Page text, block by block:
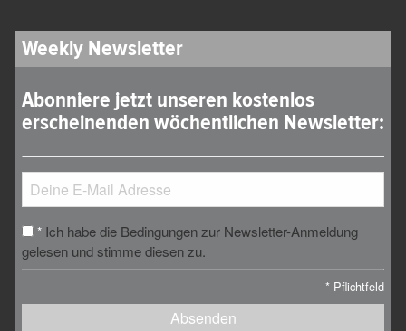
Weekly Newsletter
Abonniere jetzt unseren kostenlos
erscheinenden wöchentlichen Newsletter:
* Ich habe die Bedingungen zur Newsletter-Anmeldung
gelesen und stimme diesen zu.
* Pflichtfeld
Absenden